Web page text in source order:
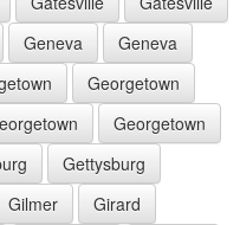
Geneva
Geneva
Georgetown
Georgetown
Gettysburg
Gilmer
Girard